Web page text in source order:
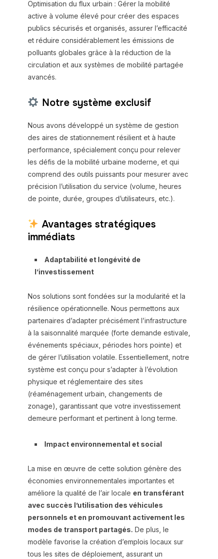
Optimisation du flux urbain : Gérer la mobilité
active à volume élevé pour créer des espaces
publics sécurisés et organisés, assurer l’efficacité
et réduire considérablement les émissions de
polluants globales grâce à la réduction de la
circulation et aux systèmes de mobilité partagée
avancés.
Notre système exclusif
Nous avons développé un système de gestion
des aires de stationnement résilient et à haute
performance, spécialement conçu pour relever
les défis de la mobilité urbaine moderne, et qui
comprend des outils puissants pour mesurer avec
précision l’utilisation du service (volume, heures
de pointe, durée, groupes d’utilisateurs, etc.).
Avantages stratégiques
immédiats
Adaptabilité et longévité de
l’investissement
Nos solutions sont fondées sur la modularité et la
résilience opérationnelle. Nous permettons aux
partenaires d’adapter précisément l’infrastructure
à la saisonnalité marquée (forte demande estivale,
événements spéciaux, périodes hors pointe) et
de gérer l’utilisation volatile. Essentiellement, notre
système est conçu pour s’adapter à l’évolution
physique et réglementaire des sites
(réaménagement urbain, changements de
zonage), garantissant que votre investissement
demeure performant et pertinent à long terme.
Impact environnemental et social
La mise en œuvre de cette solution génère des
économies environnementales importantes et
améliore la qualité de l’air locale en transférant
avec succès l’utilisation des véhicules
personnels et en promouvant activement les
modes de transport partagés. De plus, le
modèle favorise la création d’emplois locaux sur
tous les sites de déploiement, assurant un